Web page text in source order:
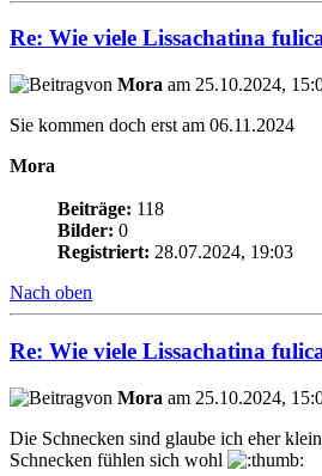
Re: Wie viele Lissachatina
von Mora am 25.10.2024,
Sie kommen doch erst am 06.11.2024
Mora
Beiträge: 118
Bilder: 0
Registriert: 28.07.2024, 19:03
Nach oben
Re: Wie viele Lissachatina
von Mora am 25.10.2024,
Die Schnecken sind glaube ich eher
Schnecken fühlen sich wohl